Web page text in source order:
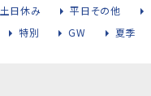
土日休み 平日その他
特別 GW 夏季